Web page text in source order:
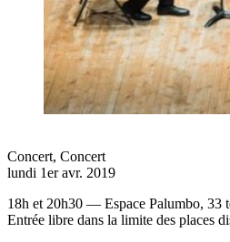
Concert, Concert
lundi 1er avr. 2019
18h et 20h30 — Espace Palumbo, 33
Entrée libre dans la limite des places